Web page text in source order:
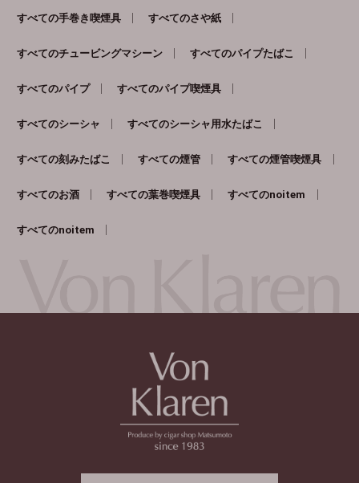
すべての手巻き喫煙具 すべてのさや紙
すべてのチュービングマシーン すべてのパイプたばこ
すべてのパイプ すべてのパイプ喫煙具
すべてのシーシャ すべてのシーシャ用水たばこ
すべての刻みたばこ すべての煙管 すべての煙管喫煙具
すべてのお酒 すべての葉巻喫煙具 すべてのnoitem
すべてのnoitem